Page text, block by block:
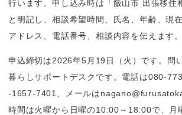
行います。申し込み時は「飯山市 出張移住
と明記し、相談希望時間、氏名、年齢、現
アドレス、電話番号、相談内容を伝えます。
申込締切は2026年5月19日（火）です。問
暮らしサポートデスクです。電話は080-
-1657-7401、メールは
時間は火曜から日曜の10:00～18:00で、月